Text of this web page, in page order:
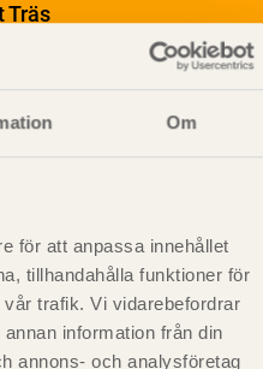
Om
för att anpassa innehållet
tillhandahålla funktioner för
trafik. Vi vidarebefordrar
information från din
annons- och analysföretag
Träs